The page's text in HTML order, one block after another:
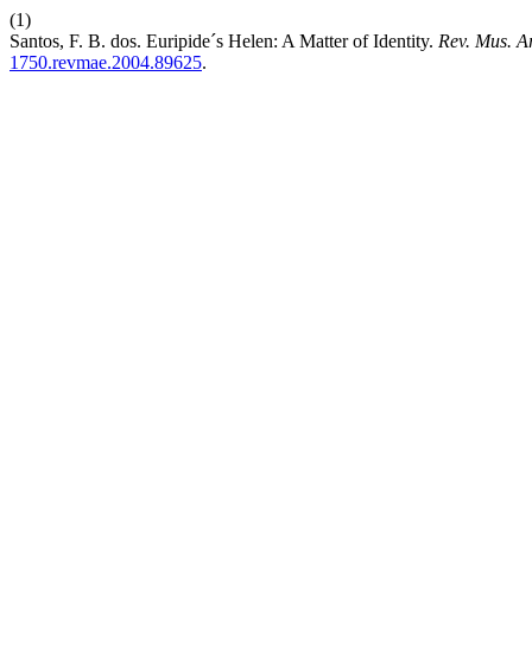
(1)
Santos, F. B. dos. Euripide´s Helen: A Matter of Identity. Rev. Mus.
1750.revmae.2004.89625.